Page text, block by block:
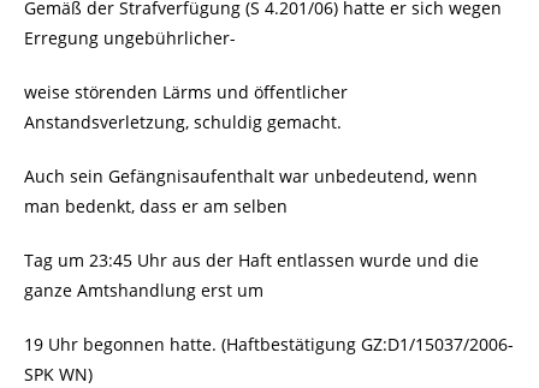
Gemäß der Strafverfügung (S 4.201/06) hatte er sich wegen
Erregung ungebührlicher-
weise störenden Lärms und öffentlicher
Anstandsverletzung, schuldig gemacht.
Auch sein Gefängnisaufenthalt war unbedeutend, wenn
man bedenkt, dass er am selben
Tag um 23:45 Uhr aus der Haft entlassen wurde und die
ganze Amtshandlung erst um
19 Uhr begonnen hatte. (Haftbestätigung GZ:D1/15037/2006-
SPK WN)